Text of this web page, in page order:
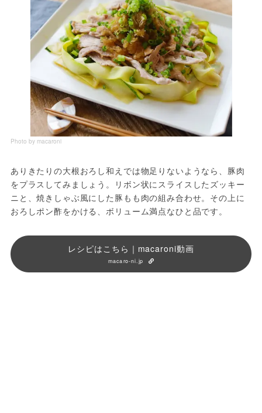
Photo by macaroni
ありきたりの大根おろし和えでは物足りないようなら、豚肉
をプラスしてみましょう。リボン状にスライスしたズッキー
ニと、焼きしゃぶ風にした豚もも肉の組み合わせ。その上に
おろしポン酢をかける、ボリューム満点なひと品です。
レシピはこちら｜macaroni動画
macaro-ni.jp